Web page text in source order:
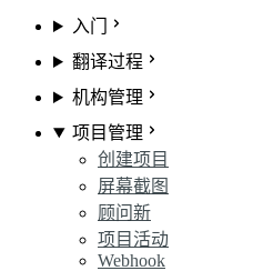
入门
翻译过程
机构管理
项目管理
创建项目
屏幕截图
顾问新
项目活动
Webhook